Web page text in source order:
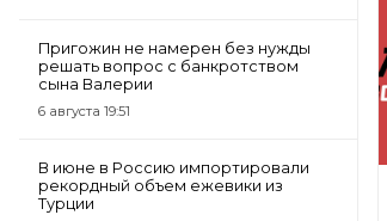
Пригожин не намерен без нужды
решать вопрос с банкротством
сына Валерии
6 августа 19:51
В июне в Россию импортировали
рекордный объем ежевики из
Турции